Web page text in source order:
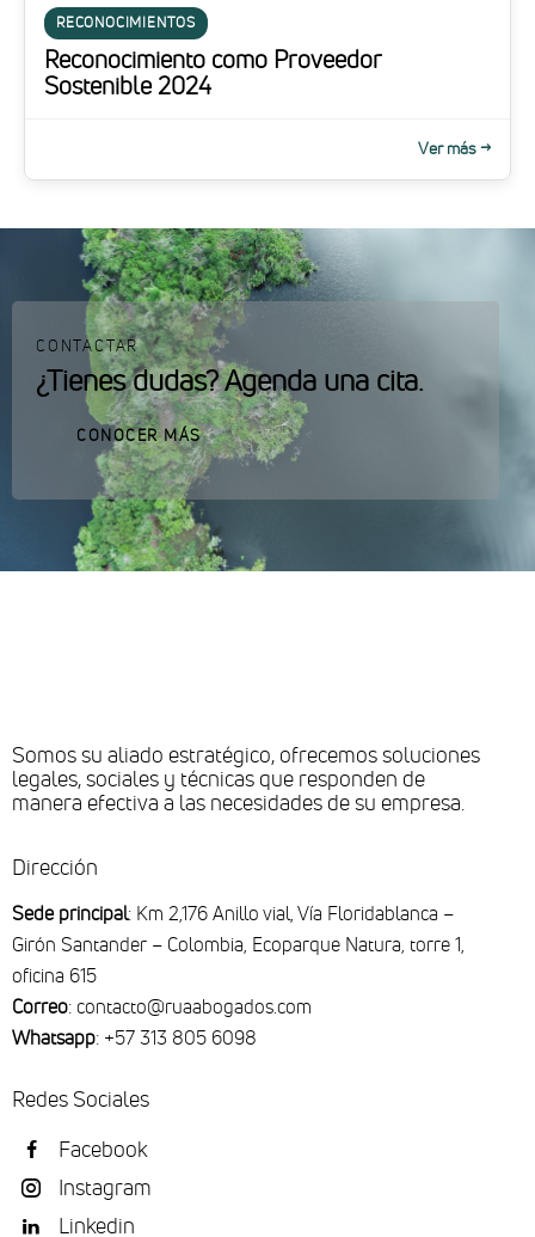
RECONOCIMIENTOS
Reconocimiento como Proveedor
Sostenible 2024
Ver más →
CONTACTAR
¿Tienes dudas? Agenda una cita.
CONOCER MÁS
Somos su aliado estratégico, ofrecemos soluciones
legales, sociales y técnicas que responden de
manera efectiva a las necesidades de su empresa.
Dirección
Sede principal: Km 2,176 Anillo vial, Vía Floridablanca –
Girón Santander – Colombia, Ecoparque Natura, torre 1,
oficina 615
Correo: contacto@ruaabogados.com
Whatsapp: +57 313 805 6098
Redes Sociales
Facebook
Instagram
Linkedin